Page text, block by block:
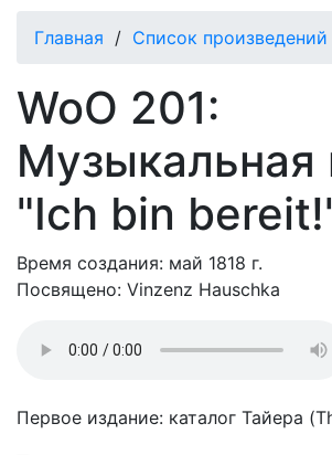
Главная / Список произведений
WoO 201:
Музыкальная
"Ich bin
Время создания: май 1818 г.
Посвящено: Vinzenz Hauschka
Первое издание: каталог Тайера